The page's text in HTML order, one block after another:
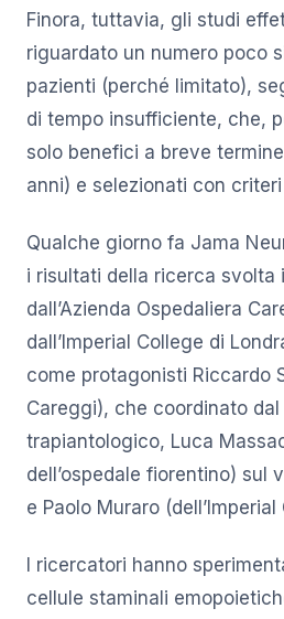
Finora, tuttavia, gli studi
riguardato un numero poco
pazienti (perché limitato),
di tempo insufficiente, che,
solo benefici a breve
anni) e selezionati con
Qualche giorno fa Jama
i risultati della ricerca svolta
dall’Azienda Ospedaliera
dall’Imperial College di
come protagonisti Riccardo
Careggi), che coordinato
trapiantologico, Luca
dell’ospedale fiorentino) sul
e Paolo Muraro
I ricercatori hanno
cellule staminali